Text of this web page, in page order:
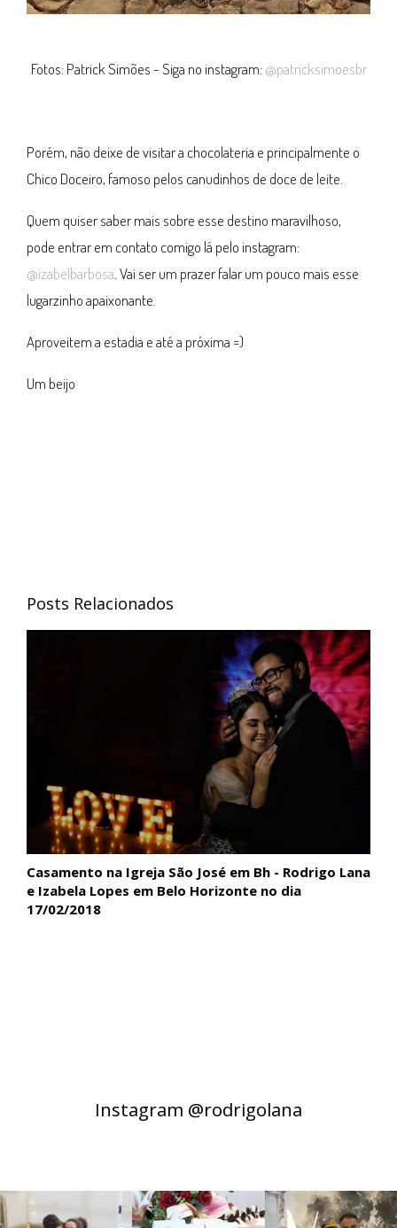
Fotos: Patrick Simões - Siga no instagram:@patricksimoesbr
Porém, não deixe de visitar a chocolateria e principalmente o
Chico Doceiro, famoso pelos canudinhos de doce de leite.
Quem quiser saber mais sobre esse destino maravilhoso,
pode entrar em contato comigo lá pelo instagram:
@izabelbarbosa. Vai ser um prazer falar um pouco mais esse
lugarzinho apaixonante.
Aproveitem a estadia e até a próxima =)
Um beijo
Posts Relacionados
Casamento na Igreja São José em Bh - Rodrigo Lana
e Izabela Lopes em Belo Horizonte no dia
17/02/2018
Instagram @rodrigolana